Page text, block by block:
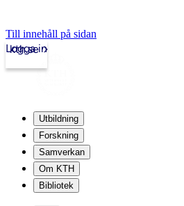
Till innehåll på sidan
kth.se
Logga in
Utbildning
Forskning
Samverkan
Om KTH
Bibliotek